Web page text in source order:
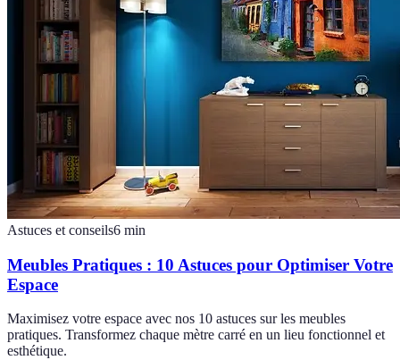
Astuces et conseils6 min
Meubles Pratiques : 10 Astuces pour Optimiser Votre
Espace
Maximisez votre espace avec nos 10 astuces sur les meubles
pratiques. Transformez chaque mètre carré en un lieu fonctionnel et
esthétique.